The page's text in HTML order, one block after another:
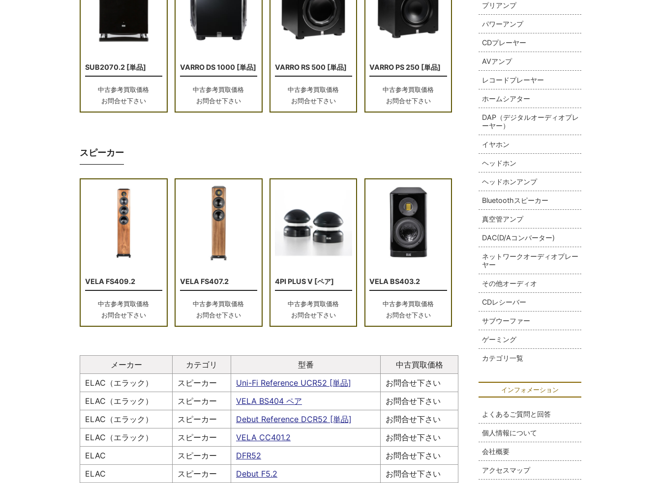
SUB2070.2 [単品]
中古参考買取価格
お問合せ下さい
VARRO DS 1000 [単品]
中古参考買取価格
お問合せ下さい
VARRO RS 500 [単品]
中古参考買取価格
お問合せ下さい
VARRO PS 250 [単品]
中古参考買取価格
お問合せ下さい
スピーカー
VELA FS409.2
中古参考買取価格
お問合せ下さい
VELA FS407.2
中古参考買取価格
お問合せ下さい
4PI PLUS V [ペア]
中古参考買取価格
お問合せ下さい
VELA BS403.2
中古参考買取価格
お問合せ下さい
メーカー カテゴリ 型番
中古買取価格
ELAC（エラック）
スピーカー Uni-Fi Reference UCR52 [単品]
お問合せ下さい
ELAC（エラック）
スピーカー VELA BS404 ペア
お問合せ下さい
ELAC（エラック）
スピーカー Debut Reference DCR52 [単品]
お問合せ下さい
ELAC（エラック）
スピーカー VELA CC401.2
お問合せ下さい
ELAC
スピーカー DFR52
お問合せ下さい
ELAC
スピーカー Debut F5.2
お問合せ下さい
プリアンプ
パワーアンプ
CDプレーヤー
AVアンプ
レコードプレーヤー
ホームシアター
DAP（デジタルオーディオプレ
ーヤー）
イヤホン
ヘッドホン
ヘッドホンアンプ
Bluetoothスピーカー
真空管アンプ
DAC(D/Aコンバーター)
ネットワークオーディオプレー
ヤー
その他オーディオ
CDレシーバー
サブウーファー
ゲーミング
カテゴリ一覧
インフォメーション
よくあるご質問と回答
個人情報について
会社概要
アクセスマップ